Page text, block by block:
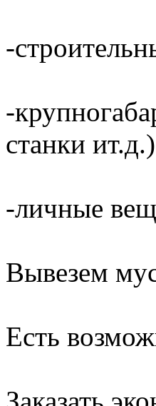
-
-
станки ит.д.)
-личные
Вывезем
Есть